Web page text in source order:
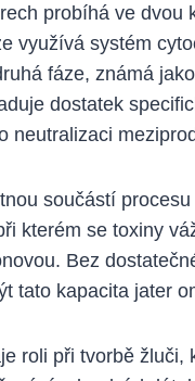
probíhá ve dvou
využívá systém
fáze, známá jako
dostatek
neutralizaci
součástí procesu
kterém se toxiny
Bez
tato kapacita jater
roli při tvorbě žluči,